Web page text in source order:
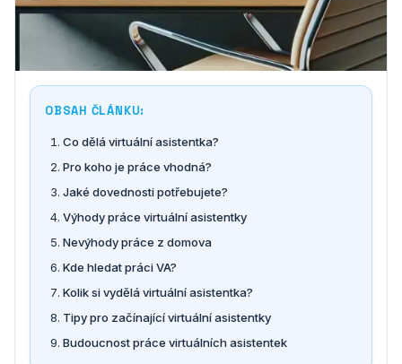
OBSAH ČLÁNKU:
Co dělá virtuální asistentka?
Pro koho je práce vhodná?
Jaké dovednosti potřebujete?
Výhody práce virtuální asistentky
Nevýhody práce z domova
Kde hledat práci VA?
Kolik si vydělá virtuální asistentka?
Tipy pro začínající virtuální asistentky
Budoucnost práce virtuálních asistentek